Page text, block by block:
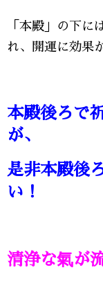
「本殿」の下に
れ、開運に効果
本殿後ろで
が、
是非本殿後
い！
清浄な氣が